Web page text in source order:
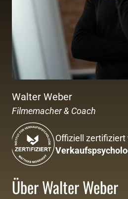
Walter Weber
Filmemacher & Coach
Offiziell zertifiziert
Über Walter Weber